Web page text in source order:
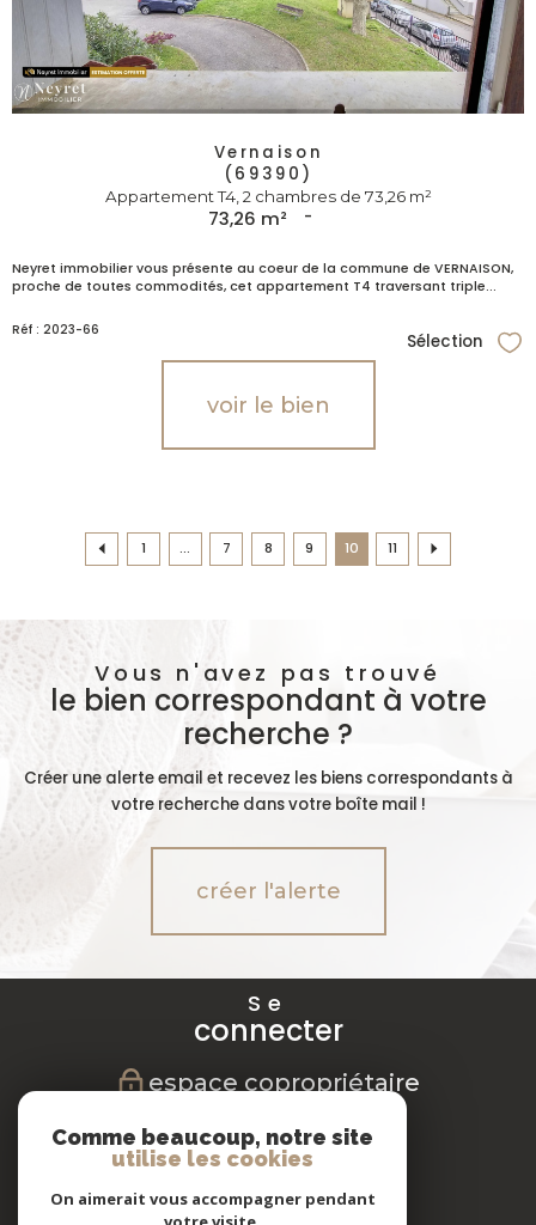
Vernaison
(69390)
Appartement T4, 2 chambres de 73,26 m²
73,26 m² -
Neyret immobilier vous présente au coeur de la commune de VERNAISON,
proche de toutes commodités, cet appartement T4 traversant triple...
Réf : 2023-66
Sélection
voir le bien
1 ... 7 8 9 10 11
Vous n'avez pas trouvé
le bien correspondant à votre
recherche ?
Créer une alerte email et recevez les biens correspondants à
votre recherche dans votre boîte mail !
créer l'alerte
Se
connecter
espace copropriétaire
Nous
suivre
Comme beaucoup, notre site
utilise les cookies
On aimerait vous accompagner pendant